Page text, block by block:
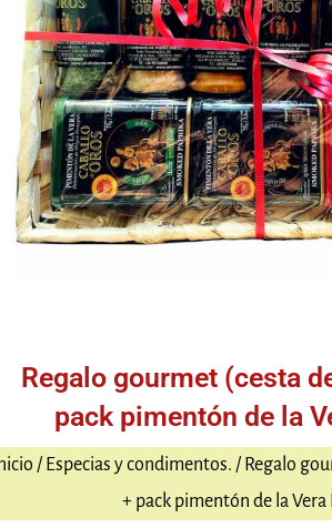
Regalo gourmet (cesta
pack pimentón de la
/ Especias y condimentos. / Regalo
+ pack pimentón de la Vera